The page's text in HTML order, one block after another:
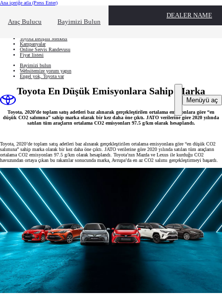
Ana içeriğe atla (Press Enter)
Araç Bulucu Bayimizi Bulun
DEALER NAME
Ne aramıştınız? Hızlı erişim alanını kapatmak için tıklayın
Toyota İletişim Merkezi
Kampanyalar
Online Servis Randevusu
Fiyat listesi
Bayimizi bulun
Websitemize yorum yapın
Engel yok, Toyota var
Menüyü aç
Toyota En Düşük Emisyonlara Sahip Marka
Toyota, 2020’de toplam satış adetleri baz alınarak gerçekleştirilen ortalama emisyonlara göre “en
düşük CO2 salımına” sahip marka olarak bir kez daha öne çıktı. JATO verilerine göre 2020 yılında
satılan tüm araçların ortalama CO2 emisyonları 97.5 g/km olarak hesaplandı.
Toyota, 2020’de toplam satış adetleri baz alınarak gerçekleştirilen ortalama emisyonlara göre “en düşük CO2
salımına” sahip marka olarak bir kez daha öne çıktı. JATO verilerine göre 2020 yılında satılan tüm araçların
ortalama CO2 emisyonları 97.5 g/km olarak hesaplandı. Toyota’nın Mazda ve Lexus ile kurduğu CO2
havuzundan ortaya çıkan bu rakamlar sonucunda marka, Avrupa’da en az CO2 salımı gerçekleştirmeyi başardı.